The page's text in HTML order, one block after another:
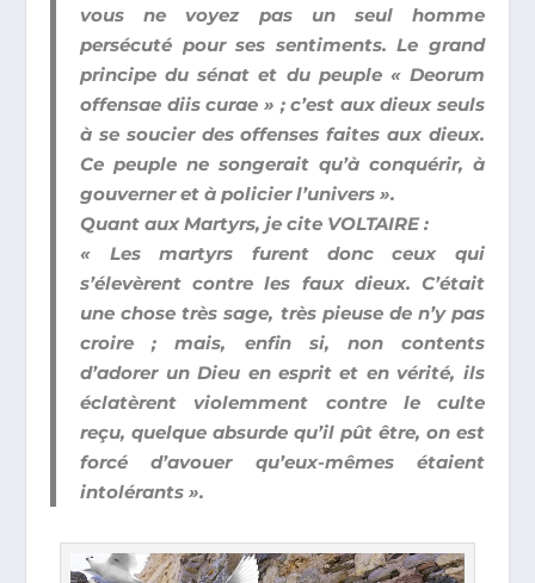
vous ne voyez pas un seul homme
persécuté pour ses sentiments. Le grand
principe du sénat et du peuple « Deorum
offensae diis curae » ; c’est aux dieux seuls
à se soucier des offenses faites aux dieux.
Ce peuple ne songerait qu’à conquérir, à
gouverner et à policier l’univers ».
Quant aux Martyrs, je cite VOLTAIRE :
« Les martyrs furent donc ceux qui
s’élevèrent contre les faux dieux. C’était
une chose très sage, très pieuse de n’y pas
croire ; mais, enfin si, non contents
d’adorer un Dieu en esprit et en vérité, ils
éclatèrent violemment contre le culte
reçu, quelque absurde qu’il pût être, on est
forcé d’avouer qu’eux-mêmes étaient
intolérants ».